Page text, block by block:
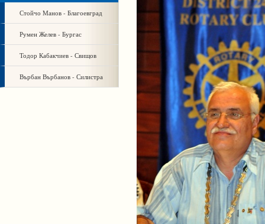
Стойчо Манов - Благоевград
Румен Желев - Бургас
Тодор Кабакчиев - Свищов
Върбан Върбанов - Силистра